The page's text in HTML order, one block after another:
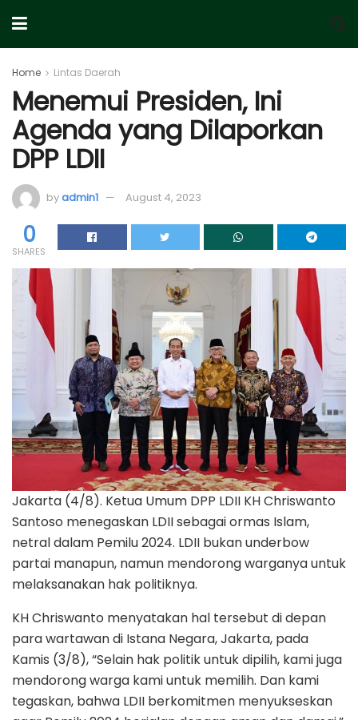
Home Lintas Daerah
Menemui Presiden, Ini
Agenda yang Dilaporkan
DPP LDII
byadmin1 August 4, 2023
0
SHARES
Jakarta (4/8). Ketua Umum DPP LDII KH Chriswanto
Santoso menegaskan LDII sebagai ormas Islam,
netral dalam Pemilu 2024. LDII bukan underbow
partai manapun, namun mendorong warganya untuk
melaksanakan hak politiknya.
KH Chriswanto menyatakan hal tersebut di depan
para wartawan di Istana Negara, Jakarta, pada
Kamis (3/8), “Selain hak politik untuk dipilih, kami juga
mendorong warga kami untuk memilih. Dan kami
tegaskan, bahwa LDII berkomitmen menyukseskan